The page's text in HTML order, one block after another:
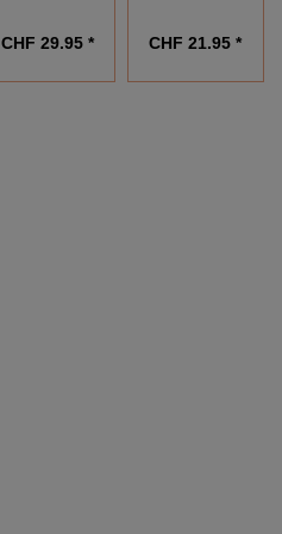
CHF 29.95 * CHF 21.95 *